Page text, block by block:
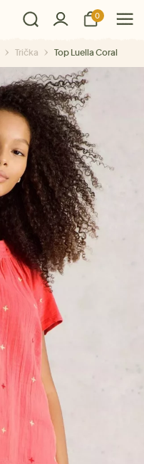
0
Trička Top Luella Coral